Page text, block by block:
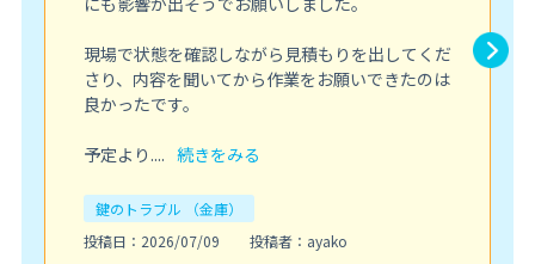
現場で状態を確認しながら見積もりを出してくだ
さり、内容を聞いてから作業をお願いできたのは
良かったです。
予定より.... 続きをみる
鍵のトラブル （金庫）
投稿日：2026/07/09
投稿者：ayako